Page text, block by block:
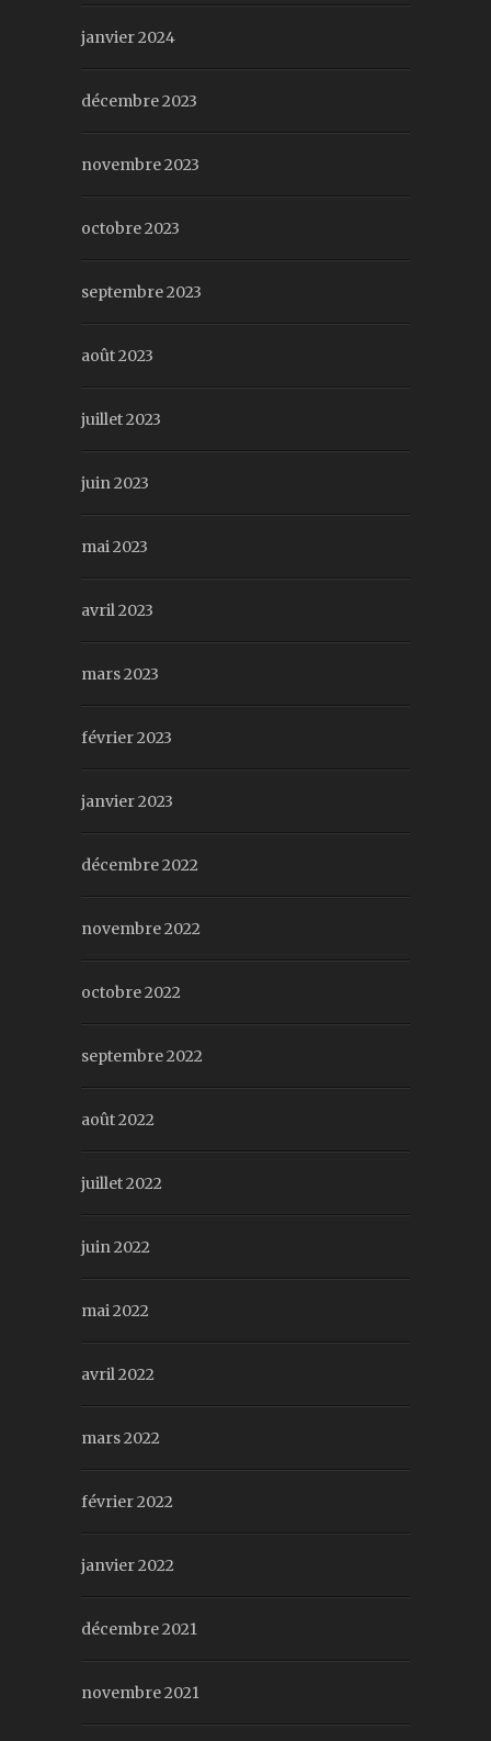
janvier 2024
décembre 2023
novembre 2023
octobre 2023
septembre 2023
août 2023
juillet 2023
juin 2023
mai 2023
avril 2023
mars 2023
février 2023
janvier 2023
décembre 2022
novembre 2022
octobre 2022
septembre 2022
août 2022
juillet 2022
juin 2022
mai 2022
avril 2022
mars 2022
février 2022
janvier 2022
décembre 2021
novembre 2021